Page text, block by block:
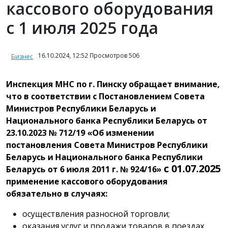
кассового оборудования
с 1 июля 2025 года
Бизнес 16.10.2024, 12:52 Просмотров 506
Инспекция МНС по г. Пинску обращает внимание,
что в соответствии с Постановлением Совета
Министров Республики Беларусь и
Национального банка Республики Беларусь от
23.10.2023 № 712/19 «Об изменении
постановления Совета Министров Республики
Беларусь и Национального банка Республики
Беларусь от 6 июля 2011 г. № 924/16» с 01.07.2025
применение кассового оборудования
обязательно в случаях:
осуществления разносной торговли;